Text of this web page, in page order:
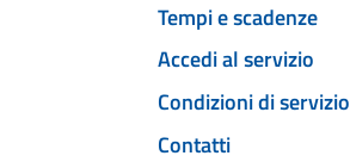
Tempi e scadenze
Accedi al servizio
Condizioni di servizio
Contatti